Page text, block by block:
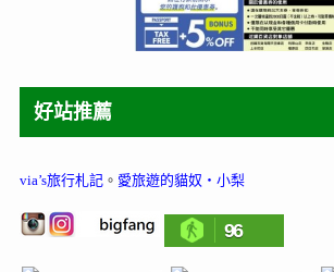
好站推薦
via’s旅行札記。 愛旅遊的貓奴‧小梨
96